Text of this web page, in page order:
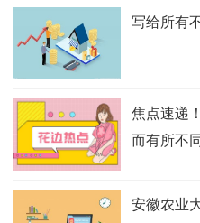
写给所有
焦点速递
而有所不同
安徽农业